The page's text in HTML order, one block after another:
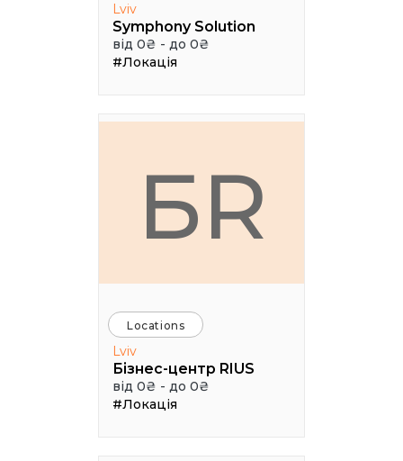
Lviv
Symphony Solution
від 0₴ - до 0₴
#Локація
БR
Locations
Lviv
Бізнес-центр RIUS
від 0₴ - до 0₴
#Локація